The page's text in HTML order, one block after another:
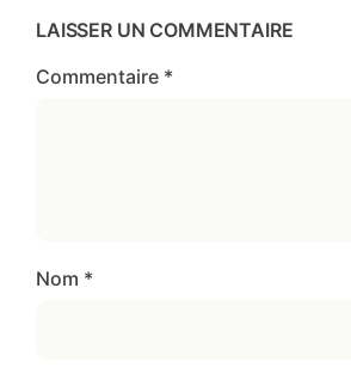
LAISSER UN COMMENTAIRE
Commentaire *
Nom *